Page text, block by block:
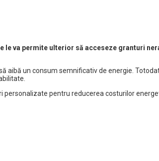
va permite ulterior să acceseze granturi
aibă un consum semnificativ de energie.
pentru reducerea costurilor